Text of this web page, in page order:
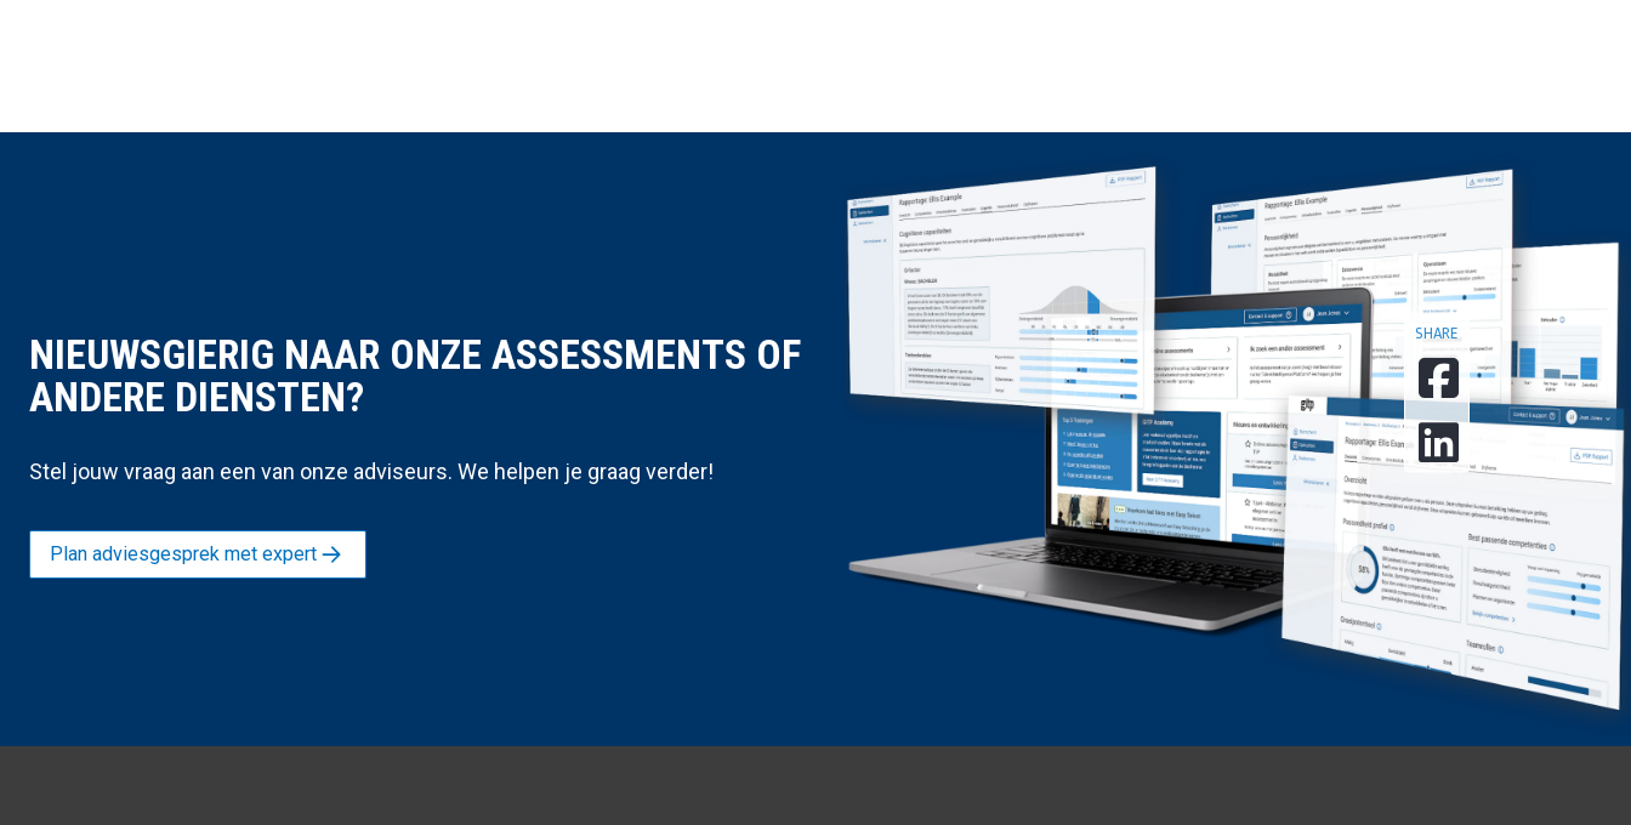
SHARE
NIEUWSGIERIG NAAR ONZE ASSESSMENTS OF
ANDERE DIENSTEN?
Stel jouw vraag aan een van onze adviseurs. We helpen je graag verder!
Plan adviesgesprek met expert